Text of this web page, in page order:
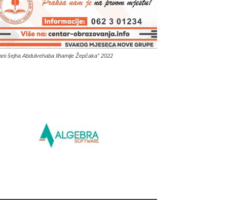
šejha Abdulvehaba Ilhamije Žepčaka” 2022